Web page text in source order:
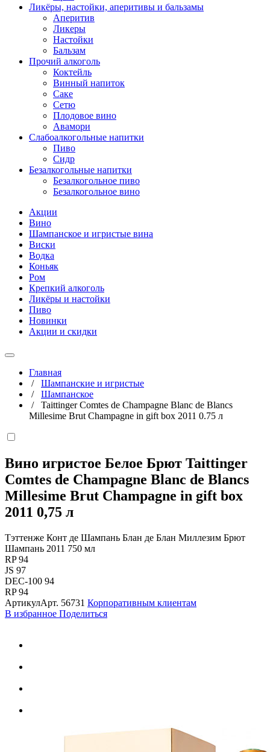
Ликёры, настойки, аперитивы и бальзамы
Аперитив
Ликеры
Настойки
Бальзам
Прочий алкоголь
Коктейль
Винный напиток
Саке
Сетю
Плодовое вино
Авамори
Слабоалкогольные напитки
Пиво
Сидр
Безалкогольные напитки
Безалкогольное пиво
Безалкогольное вино
Акции
Вино
Шампанское и игристые вина
Виски
Водка
Коньяк
Ром
Крепкий алкоголь
Ликёры и настойки
Пиво
Новинки
Акции и скидки
Главная
/ Шампанские и игристые
/ Шампанское
/ Taittinger Comtes de Champagne Blanc de Blancs
Millesime Brut Champagne in gift box 2011 0.75 л
Вино игристое Белое Брют Taittinger
Comtes de Champagne Blanc de Blancs
Millesime Brut Champagne in gift box
2011 0,75 л
Тэттенже Конт де Шампань Блан де Блан Миллезим Брют
Шампань 2011 750 мл
RP 94
JS 97
DEC-100 94
RP 94
АртикулАрт. 56731 Корпоративным клиентам
В избранное Поделиться